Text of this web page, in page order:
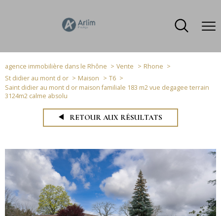
agence immobilière dans le Rhône Vente
Rhone
St didier au mont d or
Maison
T6
Saint didier au mont d or maison familiale 183 m2 vue degagee terrain
3124m2 calme absolu
RETOUR AUX RÉSULTATS